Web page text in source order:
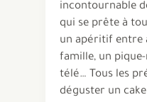
incontournable
qui se prête à
un apéritif entre
famille, un
télé… Tous les
déguster un